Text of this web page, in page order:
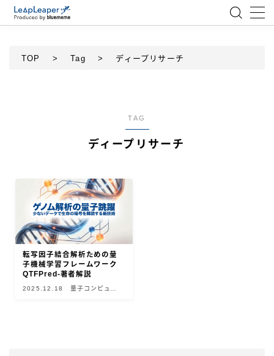
アジャイル
テクノロジー
BlueMeme
TOP > Tag > ディープリサーチ
TAG
ディープリサーチ
転写因子結合解析ための量
子機械学習フレームワーク
QTFPred-著者解説
2025.12.18
量子コンピュー